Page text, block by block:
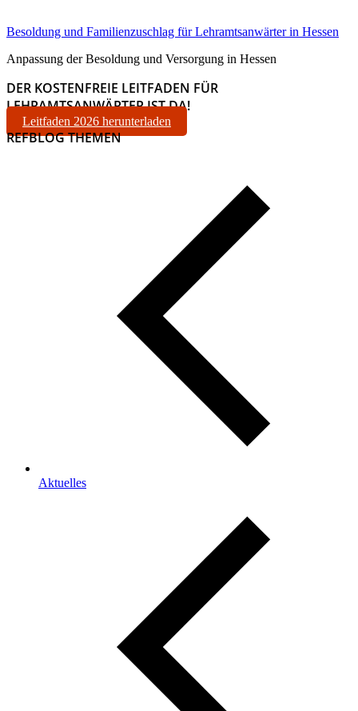
Besoldung und Familienzuschlag für Lehramtsanwärter in Hessen
Anpassung der Besoldung und Versorgung in Hessen
DER KOSTENFREIE LEITFADEN FÜR
LEHRAMTSANWÄRTER IST DA!
Leitfaden 2026 herunterladen
REFBLOG THEMEN
Aktuelles